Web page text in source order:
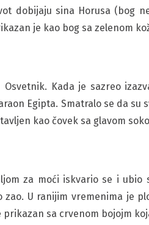
dobijaju sina Horusa (bog
je kao bog sa zelenom
Kada je sazreo
Egipta. Smatralo se da
kao čovek sa glavom
za moći iskvario se i ubio
U ranijim vremenima je
sa crvenom bojojm